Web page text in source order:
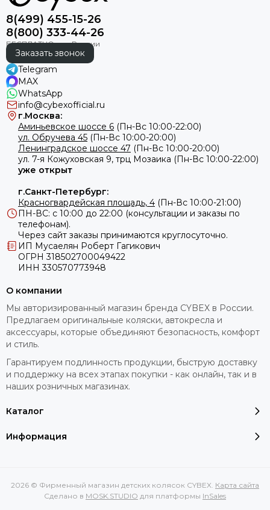
8(499) 455-15-26
8(800) 333-44-26
Заказать звонок
Telegram
MAX
WhatsApp
info@cybexofficial.ru
г.Москва:
Аминьевское шоссе 6 (Пн-Вс 10:00-22:00)
ул. Обручева 45 (Пн-Вс 10:00-20:00)
Ленинградское шоссе 47 (Пн-Вс 10:00-20:00)
ул. 7-я Кожуховская 9, трц Мозаика (Пн-Вс 10:00-22:00)
уже открыт
г.Санкт-Петербург:
Красногвардейская площадь, 4 (Пн-Вс 10:00-21:00)
ПН-ВС: с 10:00 до 22:00 (консультации и заказы по
телефонам).
Через сайт заказы принимаются круглосуточно.
ИП Мусаелян Роберт Гагикович
ОГРН 318502700049422
ИНН 330570773948
Каталог
Информация
О компании
Мы авторизированный магазин бренда CYBEX в России.
Предлагаем оригинальные коляски, автокресла и
аксессуары, которые объединяют безопасность, комфорт
и стиль.
Гарантируем подлинность продукции, быструю доставку
и поддержку на всех этапах покупки - как онлайн, так и в
наших розничных магазинах.
2026 © Фирменный магазин детских колясок CYBEX. Карта сайта
Сделано в MOSK.STUDIO для платформы InSales